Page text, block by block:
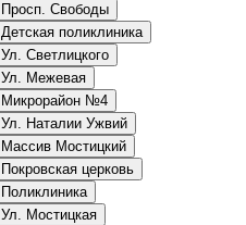
Просп. Свободы
Детская поликлиника
Ул. Светлицкого
Ул. Межевая
Микрорайон №4
Ул. Наталии Ужвий
Массив Мостицкий
Покровская церковь
Поликлиника
Ул. Мостицкая